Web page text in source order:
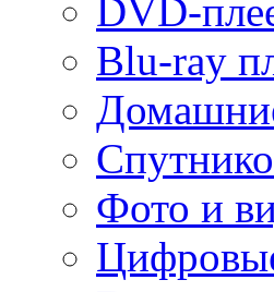
DVD-
Blu-ray
Фото и